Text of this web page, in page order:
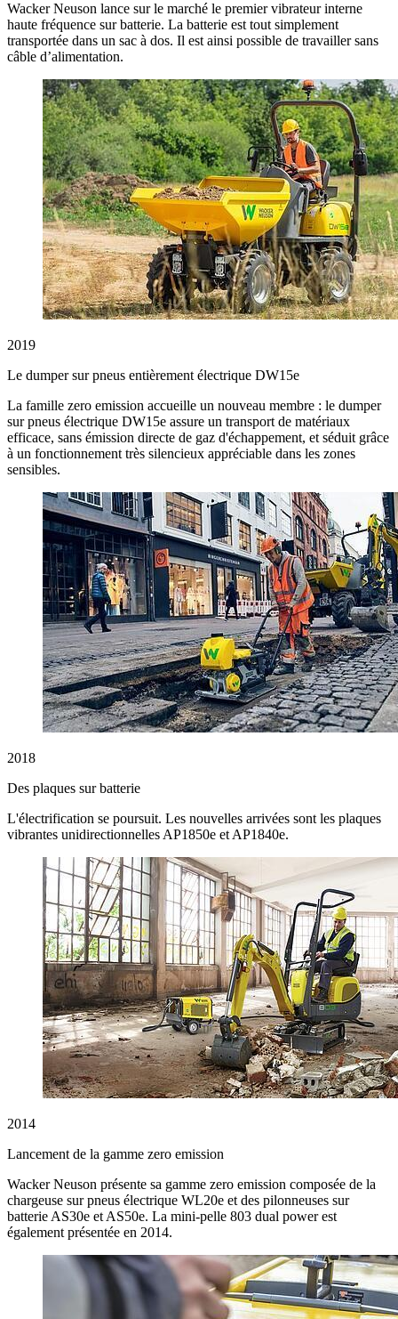
Wacker Neuson lance sur le marché le premier vibrateur interne
haute fréquence sur batterie. La batterie est tout simplement
transportée dans un sac à dos. Il est ainsi possible de travailler sans
câble d’alimentation.
2019
Le dumper sur pneus entièrement électrique DW15e
La famille zero emission accueille un nouveau membre : le dumper
sur pneus électrique DW15e assure un transport de matériaux
efficace, sans émission directe de gaz d'échappement, et séduit grâce
à un fonctionnement très silencieux appréciable dans les zones
sensibles.
2018
Des plaques sur batterie
L'électrification se poursuit. Les nouvelles arrivées sont les plaques
vibrantes unidirectionnelles AP1850e et AP1840e.
2014
Lancement de la gamme zero emission
Wacker Neuson présente sa gamme zero emission composée de la
chargeuse sur pneus électrique WL20e et des pilonneuses sur
batterie AS30e et AS50e. La mini-pelle 803 dual power est
également présentée en 2014.